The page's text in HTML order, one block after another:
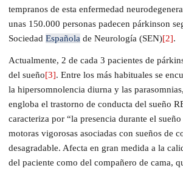
tempranos de esta enfermedad
unas 150.000 personas padecen párkinson
Sociedad Española de Neurología (SEN)[2].
Actualmente, 2 de cada 3 pacientes de
del sueño[3]. Entre los más habituales se
la hipersomnolencia diurna y las
engloba el trastorno de conducta del sueño
caracteriza por “la presencia durante el
motoras vigorosas asociadas con sueños de
desagradable. Afecta en gran medida a la
del paciente como del compañero de cama,